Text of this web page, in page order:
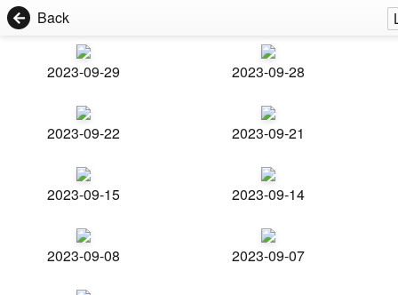
Back
2023-09-29 2023-09-28
2023-09-22 2023-09-21
2023-09-15 2023-09-14
2023-09-08 2023-09-07